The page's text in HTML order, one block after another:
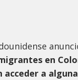
en
a